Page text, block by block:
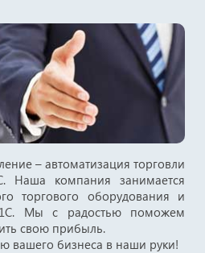
– автоматизация торговли
Наша компания занимается
торгового оборудования и
Мы с радостью поможем
свою прибыль.
вашего бизнеса в наши руки!